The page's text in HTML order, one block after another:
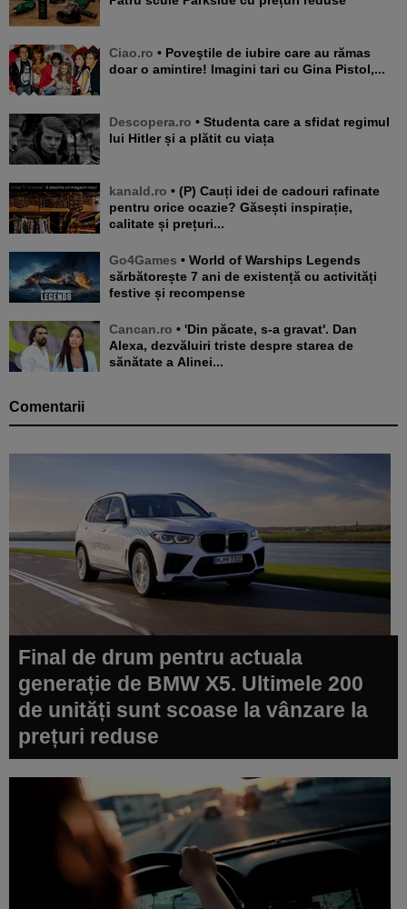
Ciao.ro • Poveştile de iubire care au rămas
doar o amintire! Imagini tari cu Gina Pistol,...
Descopera.ro • Studenta care a sfidat regimul
lui Hitler și a plătit cu viața
kanald.ro • (P) Cauți idei de cadouri rafinate
pentru orice ocazie? Găsești inspirație,
calitate și prețuri...
Go4Games • World of Warships Legends
sărbătorește 7 ani de existență cu activități
festive și recompense
Cancan.ro • 'Din păcate, s-a gravat'. Dan
Alexa, dezvăluiri triste despre starea de
sănătate a Alinei...
Comentarii
Final de drum pentru actuala
generație de BMW X5. Ultimele 200
de unități sunt scoase la vânzare la
prețuri reduse